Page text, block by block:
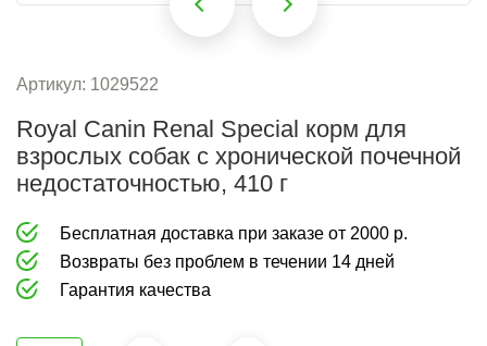
‹ ›
Артикул: 1029522
Royal Canin Renal Special корм для
взрослых собак с хронической почечной
недостаточностью, 410 г
Бесплатная доставка при заказе от 2000 р.
Возвраты без проблем в течении 14 дней
Гарантия качества